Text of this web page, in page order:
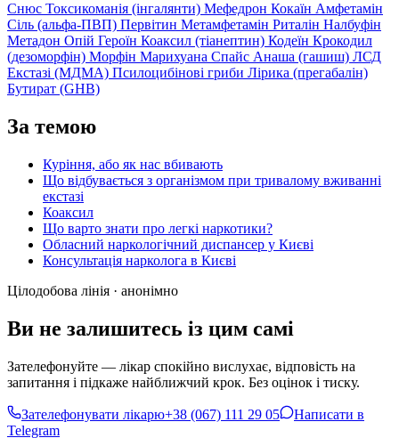
Снюс Токсикоманія (інгалянти) Мефедрон Кокаїн Амфетамін
Сіль (альфа-ПВП) Первітин Метамфетамін Риталін Налбуфін
Метадон Опій Героїн Коаксил (тіанептин) Кодеїн Крокодил
(дезоморфін) Морфін Марихуана Спайс Анаша (гашиш) ЛСД
Екстазі (МДМА) Псилоцибінові гриби Лірика (прегабалін)
Бутират (GHB)
За темою
Куріння, або як нас вбивають
Що відбувається з організмом при тривалому вживанні
екстазі
Коаксил
Що варто знати про легкі наркотики?
Обласний наркологічний диспансер у Києві
Консультація нарколога в Києві
Цілодобова лінія · анонімно
Ви не залишитесь із цим самі
Зателефонуйте — лікар спокійно вислухає, відповість на
запитання і підкаже найближчий крок. Без оцінок і тиску.
Зателефонувати лікарю+38 (067) 111 29 05
Написати в
Telegram